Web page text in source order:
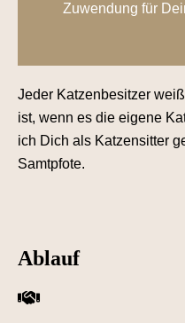
Zuwendung für
Jeder Katzenbesitzer
ist, wenn es die eigene
ich Dich als Katzensitter
Samtpfote.
Ablauf